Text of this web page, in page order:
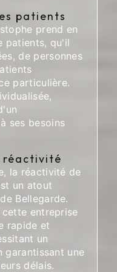
patients
prend en
patients, qu'il
de personnes
particulière.
ses besoins
réactivité
la réactivité de
un atout
Bellegarde.
entreprise
rapide et
un
une
délais.